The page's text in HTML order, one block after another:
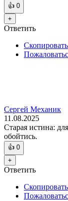
👍 0
+
Ответить
Сергей Механик
11.08.2025
Старая истина:
обойтись.
👍 0
+
Ответить